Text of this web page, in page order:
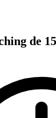
de